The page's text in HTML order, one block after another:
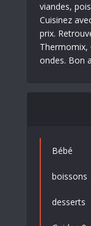
viandes,
Cuisinez
prix.
Thermomix,
ondes. Bon
Bébé
boissons
desserts